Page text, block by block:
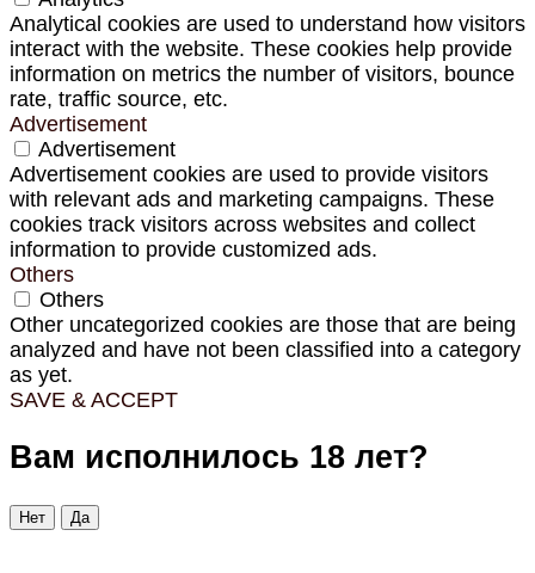
Analytical cookies are used to understand how visitors
interact with the website. These cookies help provide
information on metrics the number of visitors, bounce
rate, traffic source, etc.
Advertisement
Advertisement
Advertisement cookies are used to provide visitors
with relevant ads and marketing campaigns. These
cookies track visitors across websites and collect
information to provide customized ads.
Others
Others
Other uncategorized cookies are those that are being
analyzed and have not been classified into a category
as yet.
SAVE & ACCEPT
Вам исполнилось 18 лет?
Нет Да